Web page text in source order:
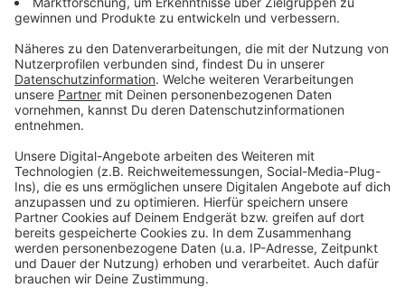
sammeln. Bitte lesen Sie die
Nutzung des Service zu, um dieses
Video anzusehen.
Mehr Informationen
Akzeptieren
powered byUsercentrics Consent
Management Platform
Noch sieben weitere Paare sollen bis 1985 sterben,
alle ebenfalls erschossen, immer mit derselben
Tatwaffe, einer Beretta mit dem Kaliber 22. In vielen
Fällen werden die Frauen zudem mit Messerstichen
verstümmelt.
Anzeige